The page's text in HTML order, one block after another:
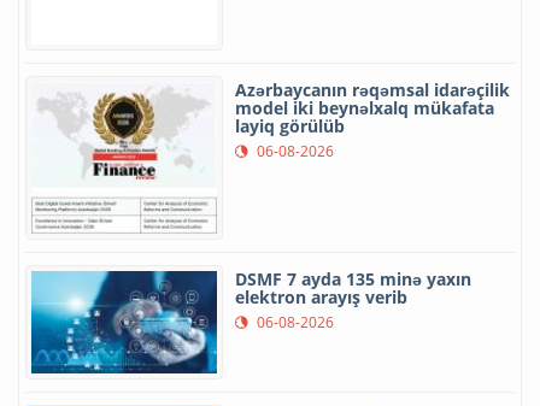
Azərbaycanın rəqəmsal idarəçilik
model iki beynəlxalq mükafata
layiq görülüb
06-08-2026
DSMF 7 ayda 135 minə yaxın
elektron arayış verib
06-08-2026